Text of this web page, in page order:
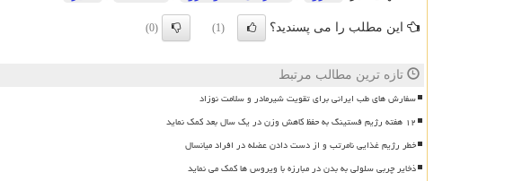
این مطلب را می پسندید؟ (1)
(0)
تازه ترین مطالب مرتبط
سفارش های طب ایرانی برای تقویت شیرمادر و سلامت نوزاد
۱۲ هفته رژیم فستینگ به حفظ کاهش وزن در یک سال بعد کمک نماید
خطر رژیم غذایی نامرتب و از دست دادن عضله در افراد میانسال
ذخایر چربی سلولی به بدن در مبارزه با ویروس ها کمک می نماید